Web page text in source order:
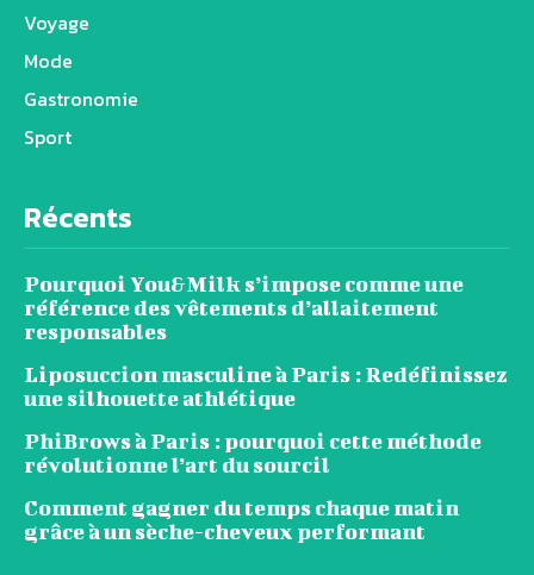
Voyage
Mode
Gastronomie
Sport
Récents
Pourquoi You&Milk s’impose comme une
référence des vêtements d’allaitement
responsables
Liposuccion masculine à Paris : Redéfinissez
une silhouette athlétique
PhiBrows à Paris : pourquoi cette méthode
révolutionne l’art du sourcil
Comment gagner du temps chaque matin
grâce à un sèche-cheveux performant